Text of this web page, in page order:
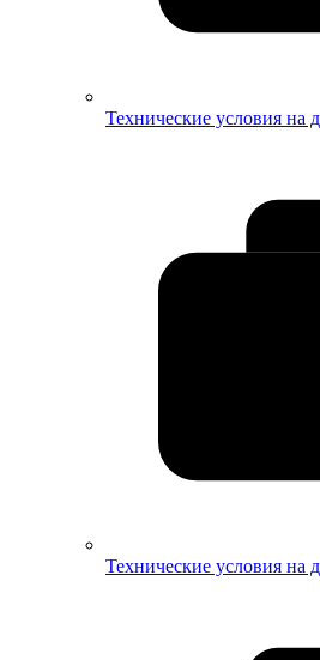
Технические условия на
Технические условия на